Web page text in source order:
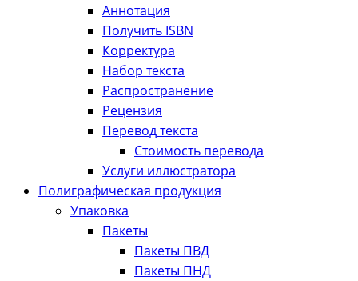
Аннотация
Получить ISBN
Корректура
Набор текста
Распространение
Рецензия
Перевод текста
Стоимость перевода
Услуги иллюстратора
Полиграфическая продукция
Упаковка
Пакеты
Пакеты ПВД
Пакеты ПНД